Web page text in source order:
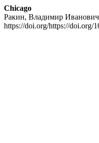
Chicago
Ракин, Владимир
https://doi.org/https://doi.org/